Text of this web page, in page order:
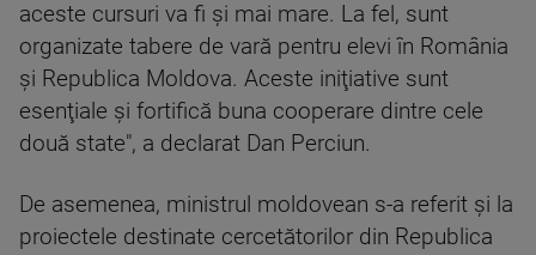
aceste cursuri va fi şi mai mare. La fel, sunt
organizate tabere de vară pentru elevi în România
şi Republica Moldova. Aceste iniţiative sunt
esenţiale şi fortifică buna cooperare dintre cele
două state", a declarat Dan Perciun.
De asemenea, ministrul moldovean s-a referit şi la
proiectele destinate cercetătorilor din Republica